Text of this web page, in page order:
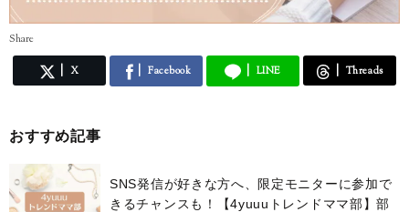
Share
X Facebook LINE Threads
おすすめ記事
SNS発信が好きな方へ、限定モニターに参加で
きるチャンスも！【4yuuuトレンドママ部】部